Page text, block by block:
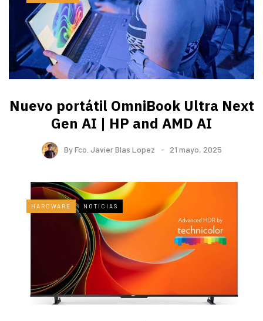
Nuevo portátil OmniBook Ultra ​Next
Gen AI | HP and AMD AI
ByFco. Javier Blas Lopez 21 mayo, 2025
HARDWARE NOTICIAS